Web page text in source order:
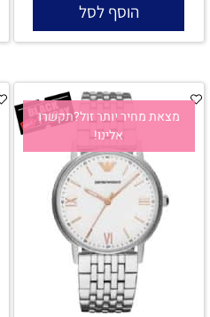
הוסף לסל
מצאת מחיר יותר זול?תקשרו
אלינו!